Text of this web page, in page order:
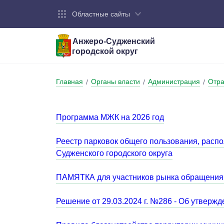
Областные сайты
Анжеро-Судженский
городской округ
Устав
Бюджет
Главная / Органы власти / Администрация /
Программа МЖК на 2026 год
Реестр парковок общего пользования,
Судженского городского округа
ПАМЯТКА для участников рынка обращения
Решение от 29.03.2024 г. №286 - Об